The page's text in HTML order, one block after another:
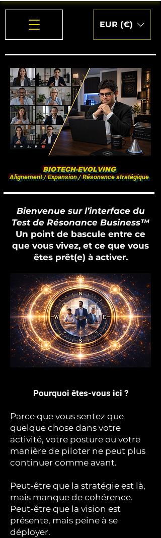
EUR (€)
BIOTECH-EVOLVING
Alignement / Expansion / Résonance stratégique
Bienvenue sur l’interface du
Test de Résonance Business™
Un point de bascule entre ce
que vous vivez, et ce que vous
êtes prêt(e) à activer.
Pourquoi êtes-vous ici ?
Parce que vous sentez que
quelque chose dans votre
activité, votre posture ou votre
manière de piloter ne peut plus
continuer comme avant.
Peut-être que la stratégie est là,
mais manque de cohérence.
Peut-être que la vision est
présente, mais peine à se
déployer.